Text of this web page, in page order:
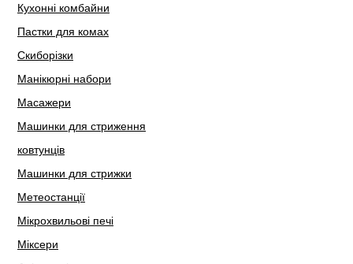
Кухонні комбайни
Пастки для комах
Скиборізки
Манікюрні набори
Масажери
Машинки для стриження
ковтунців
Машинки для стрижки
Метеостанції
Мікрохвильові печі
Міксери